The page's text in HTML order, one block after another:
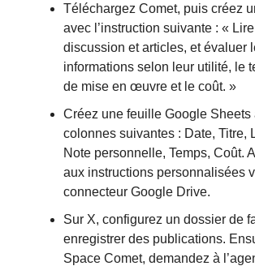
Téléchargez Comet, puis créez
avec l’instruction suivante : «
discussion et articles, et évaluer
informations selon leur utilité, le
de mise en œuvre et le coût. »
Créez une feuille Google Sheets
colonnes suivantes : Date, Titre,
Note personnelle, Temps, Coût.
aux instructions personnalisées
connecteur Google Drive.
Sur X, configurez un dossier de
enregistrer des publications.
Space Comet, demandez à